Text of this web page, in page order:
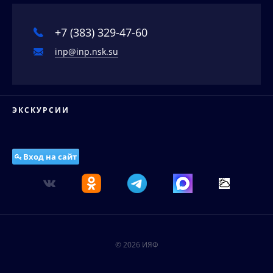
Наука в деталях
Видеоматериалы о нас
+7 (383) 329-47-60
inp@inp.nsk.su
ЭКСКУРСИИ
Вход на сайт
© 2026 ИЯФ